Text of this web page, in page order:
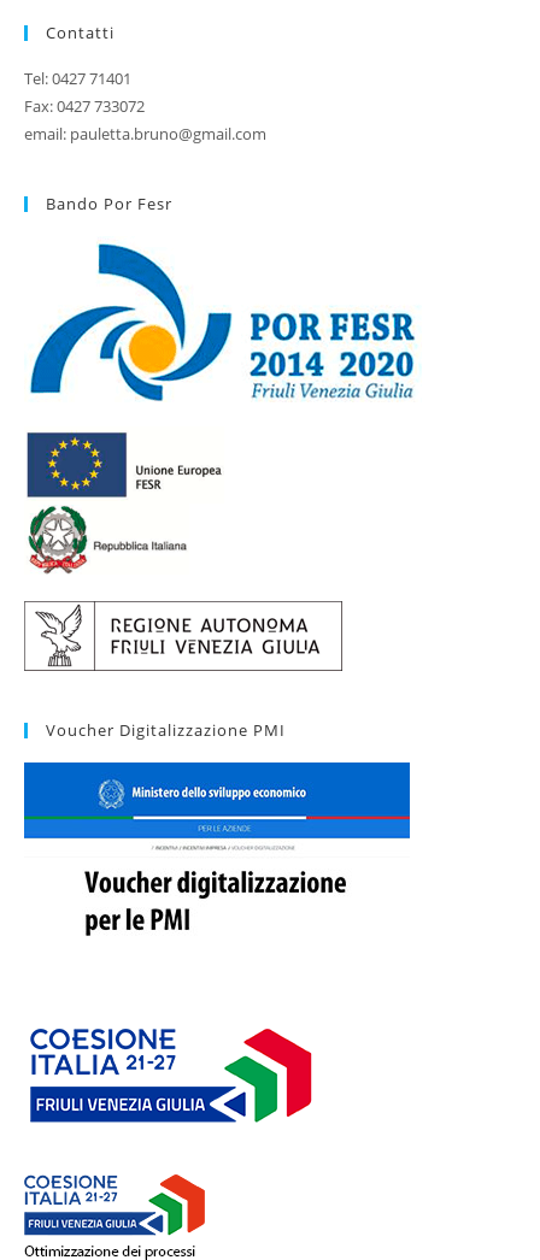
Contatti
Tel: 0427 71401
Fax: 0427 733072
email: pauletta.bruno@gmail.com
Bando Por Fesr
Voucher Digitalizzazione PMI